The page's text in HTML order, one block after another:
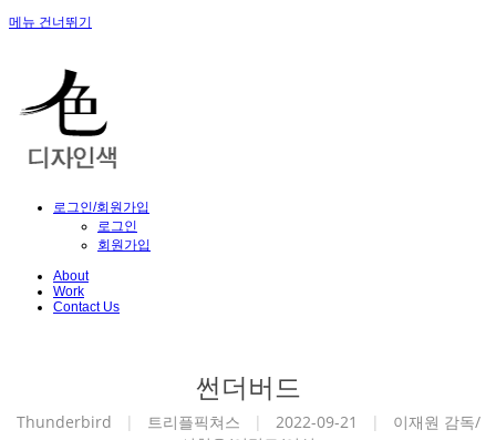
메뉴 건너뛰기
로그인/회원가입
로그인
회원가입
About
Work
Contact Us
썬더버드
Thunderbird | 트리플픽쳐스 | 2022-09-21 |
이재원 감독/